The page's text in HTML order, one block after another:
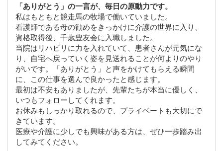
「ありがとう」の一言が、毎日の原動力です。
私はもともと競走馬の牧場で働いていました。
看護師である母の勧めをきっかけに介護の世界に入り、
資格取得後、千歳豊友会に入職しました。
当院はリハビリに力を入れていて、患者さんが元気にな
り、自宅へ戻っていく姿を見送れることが何よりのやり
がいです。「ありがとう」と声をかけてもらえる瞬間
に、この仕事を選んで良かったと感じます。
最初は不安もありましたが、先輩たちが本当に優しく、
いつもフォローしてくれます。
お休みもしっかり取れるので、プライベートも大切にで
きています。
医療や介護に少しでも興味がある方は、ぜひ一歩踏み出
してみてください。